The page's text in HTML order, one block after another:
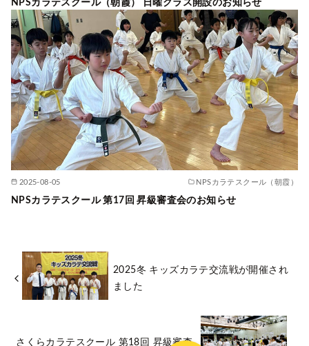
NPSカラテスクール（朝霞） 日曜クラス開設のお知らせ
2025-08-05 NPSカラテスクール（朝霞）
NPSカラテスクール 第17回 昇級審査会のお知らせ
2025冬 キッズカラテ交流戦が開催され
ました
さくらカラテスクール 第18回 昇級審査